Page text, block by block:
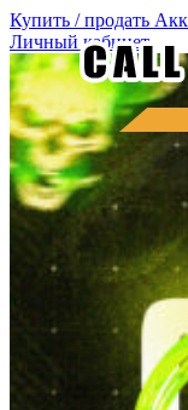
Купить / продать
Личный кабинет